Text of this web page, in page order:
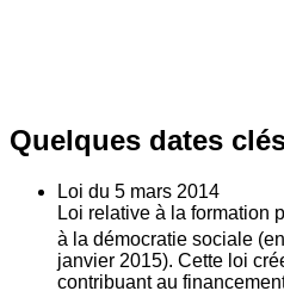
Quelques dates
Loi du 5 mars 2014
Loi relative à la formation
à la démocratie sociale
janvier 2015). Cette loi
contribuant au